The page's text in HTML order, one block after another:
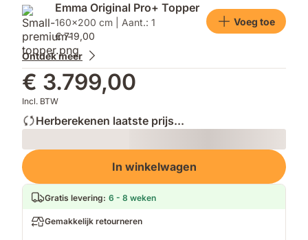
Emma Original Pro+ Topper
160x200 cm | Aant.: 1
€ 719,00
Voeg toe
Ontdek meer
€ 3.799,00
Incl. BTW
Herberekenen laatste prijs...
Loading
In winkelwagen
Gratis levering: 6 - 8 weken
Gemakkelijk retourneren